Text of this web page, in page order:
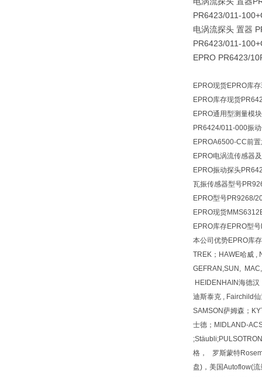
PR6423/011-
电涡流探头 置器
PR6423/011-
EPRO PR6423/
EPRO现货EPRO库
EPRO库存现货
EPRO通用型测量模
PR6424/011-000振
EPROA6500-CC前
EPRO电涡流传感器
EPRO振动探头
瓦振传感器型号
EPRO型号PR9268/
EPRO现货
EPRO库存EPRO型
本公司优势EPRO库
TREK；HAWE哈威 ,
GEFRAN,SUN,
HEIDENHAIN海德
迪斯泰克 , Fairchild
SAMSON萨姆森；
士德；MIDLAND-
格， 罗斯蒙特
盘)，美国Autoflow(